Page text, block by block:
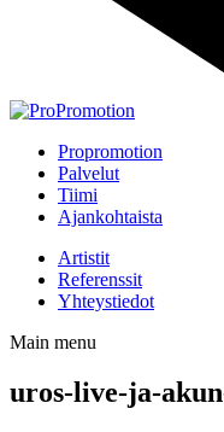
Propromotion
Palvelut
Tiimi
Ajankohtaista
Artistit
Referenssit
Yhteystiedot
Main menu
uros-live-ja-